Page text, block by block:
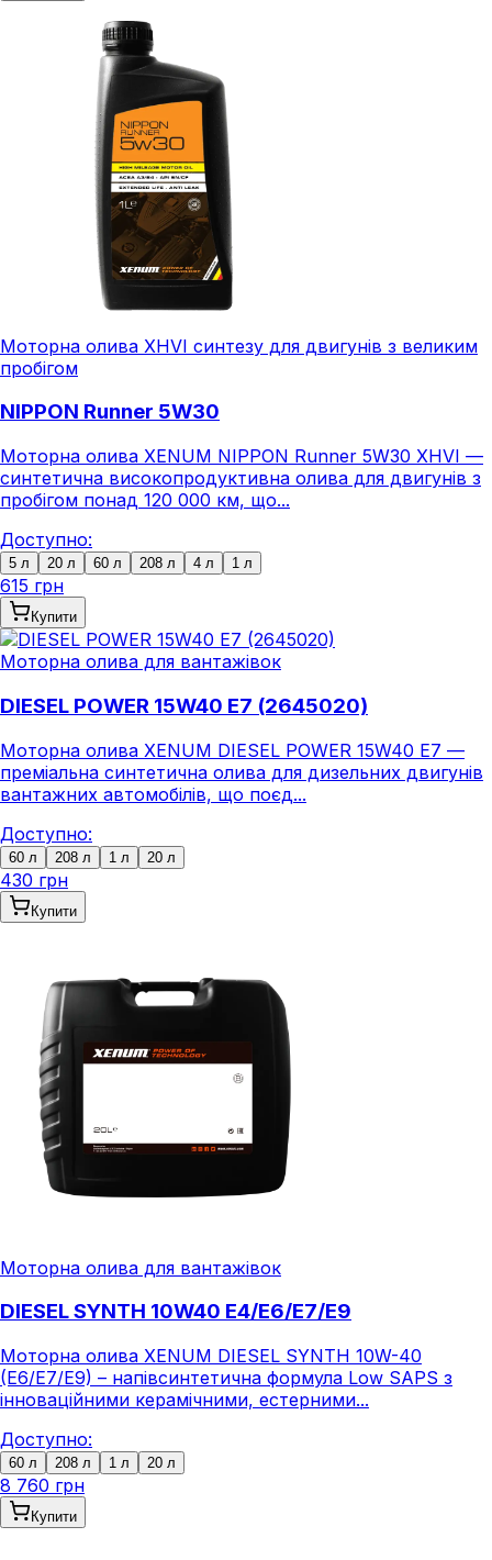
Моторна олива XHVI синтезу для двигунів з великим
пробігом
NIPPON Runner 5W30
Моторна олива XENUM NIPPON Runner 5W30 XHVI —
синтетична високопродуктивна олива для двигунів з
пробігом понад 120 000 км, що...
Доступно:
5 л 20 л 60 л 208 л 4 л 1 л
615 грн
Купити
Моторна олива для вантажівок
DIESEL POWER 15W40 E7 (2645020)
Моторна олива XENUM DIESEL POWER 15W40 E7 —
преміальна синтетична олива для дизельних двигунів
вантажних автомобілів, що поєд...
Доступно:
60 л 208 л 1 л 20 л
430 грн
Купити
Моторна олива для вантажівок
DIESEL SYNTH 10W40 E4/E6/E7/E9
Моторна олива XENUM DIESEL SYNTH 10W-40
(E6/E7/E9) – напівсинтетична формула Low SAPS з
інноваційними керамічними, естерними...
Доступно:
60 л 208 л 1 л 20 л
8 760 грн
Купити